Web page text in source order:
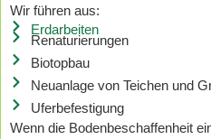
Wir führen aus:
Erdarbeiten
Renaturierungen
Biotopbau
Neuanlage von Teichen und
Uferbefestigung
Wenn die Bodenbeschaffenheit